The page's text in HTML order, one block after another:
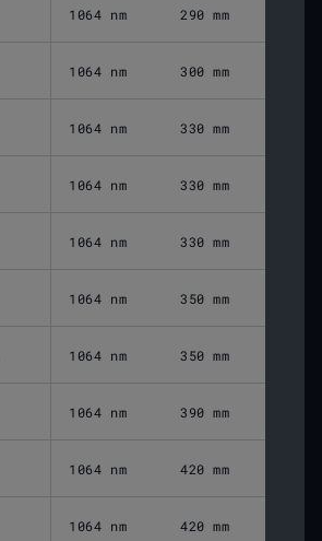
1064 nm 290 mm
1064 nm 300 mm
1064 nm 330 mm
1064 nm 330 mm
1064 nm 330 mm
1064 nm 350 mm
1064 nm 350 mm
1064 nm 390 mm
1064 nm 420 mm
1064 nm 420 mm